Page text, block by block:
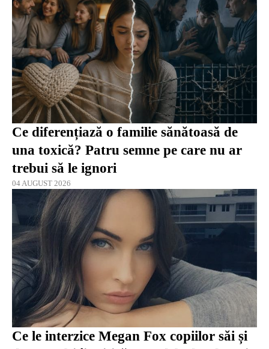
Ce diferențiază o familie sănătoasă de
una toxică? Patru semne pe care nu ar
trebui să le ignori
04 AUGUST 2026
Ce le interzice Megan Fox copiilor săi și